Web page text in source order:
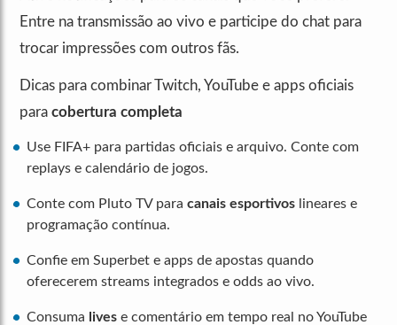
Entre na transmissão ao vivo e participe do chat para
trocar impressões com outros fãs.
Dicas para combinar Twitch, YouTube e apps oficiais
para cobertura completa
Use FIFA+ para partidas oficiais e arquivo. Conte com
replays e calendário de jogos.
Conte com Pluto TV para canais esportivos lineares e
programação contínua.
Confie em Superbet e apps de apostas quando
oferecerem streams integrados e odds ao vivo.
Consuma lives e comentário em tempo real no YouTube